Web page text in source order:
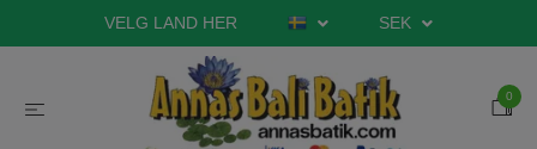
VELG LAND HER SEK
0